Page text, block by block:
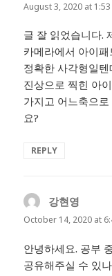
August 3, 2020 at
글 잘 읽었습니다.
카메라에서 아이
정확한 사각형일
진상으로 찍힌 아
가지고 어느축으
요?
REPLY
강현영
October 14, 2020 at
안녕하세요. 공부
공유해주실 수 있